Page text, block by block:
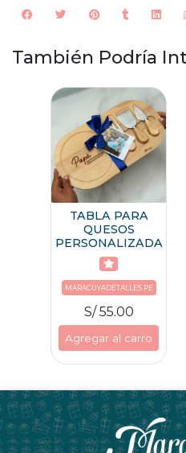
También Podría
TABLA PARA
QUESOS
PERSONALIZADA
MARACUYADETALLES.PE
S/ 55.00
Agregar al carro